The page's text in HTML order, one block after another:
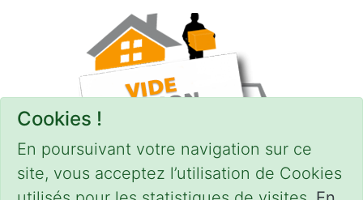
Cookies !
En poursuivant votre navigation sur ce
site, vous acceptez l’utilisation de Cookies